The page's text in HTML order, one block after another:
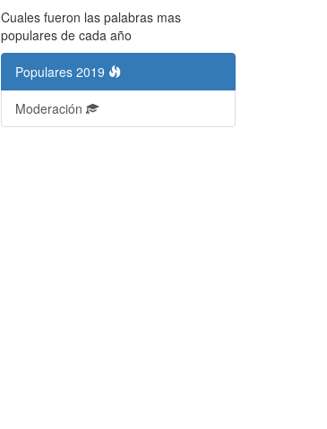
Cuales fueron las palabras mas
populares de cada año
Populares 2019
Moderación